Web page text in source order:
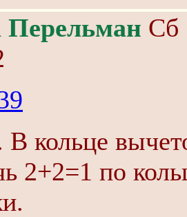
Сб
В кольце
2+2=1 по